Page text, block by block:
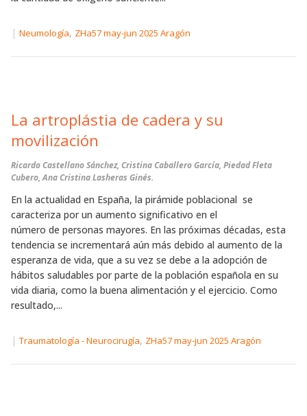
| Neumología, ZHa57 may-jun 2025 Aragón
La artroplástia de cadera y su
movilización
Ricardo Castellano Sánchez, Cristina Caballero García, Piedad Fleta
Cubero, Ana Cristina Lasheras Ginés.
En la actualidad en España, la pirámide poblacional se
caracteriza por un aumento significativo en el
número de personas mayores. En las próximas décadas, esta
tendencia se incrementará aún más debido al aumento de la
esperanza de vida, que a su vez se debe a la adopción de
hábitos saludables por parte de la población española en su
vida diaria, como la buena alimentación y el ejercicio. Como
resultado,...
| Traumatología - Neurocirugía, ZHa57 may-jun 2025 Aragón